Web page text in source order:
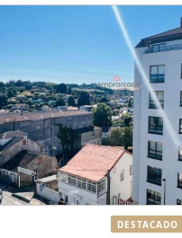
DESTACADO